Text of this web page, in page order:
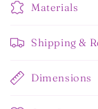
Materials
Shipping &
Dimensions